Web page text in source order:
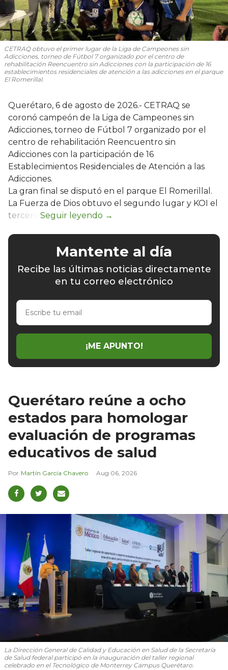
CETRAQ obtuvo el primer lugar de la Liga de Campeones sin
Adicciones, torneo de Fútbol 7 organizado por el centro de
rehabilitación Reencuentro sin Adicciones con la participación de 16
establecimientos residenciales de atención a las adicciones en el parque
El Romerillal.
Querétaro, 6 de agosto de 2026.- CETRAQ se
coronó campeón de la Liga de Campeones sin
Adicciones, torneo de Fútbol 7 organizado por el
centro de rehabilitación Reencuentro sin
Adicciones con la participación de 16
Establecimientos Residenciales de Atención a las
Adicciones.
La gran final se disputó en el parque El Romerillal.
La Fuerza de Dios obtuvo el segundo lugar y KOI el
tercero.
Mantente al día
Recibe las últimas noticias directamente
en tu correo electrónico
Escribe
email
¡ME APUNTO!
Querétaro reúne a ocho
estados para homologar
evaluación de programas
educativos de salud
Martín García Chavero Aug 06, 2026
La Dirección General de Calidad y Educación en Salud de la Secretaría
de Salud federal participó en la inauguración del taller regional
celebrado en el Tecnológico de Monterrey Campus Querétaro.